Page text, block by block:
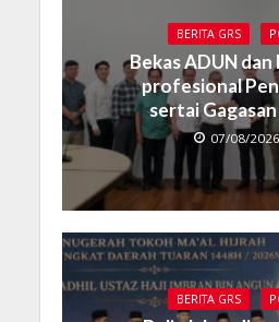
BERITA GRS
Bekas ADUN dan
profesional
sertai
07/08/2026
BERITA GRS